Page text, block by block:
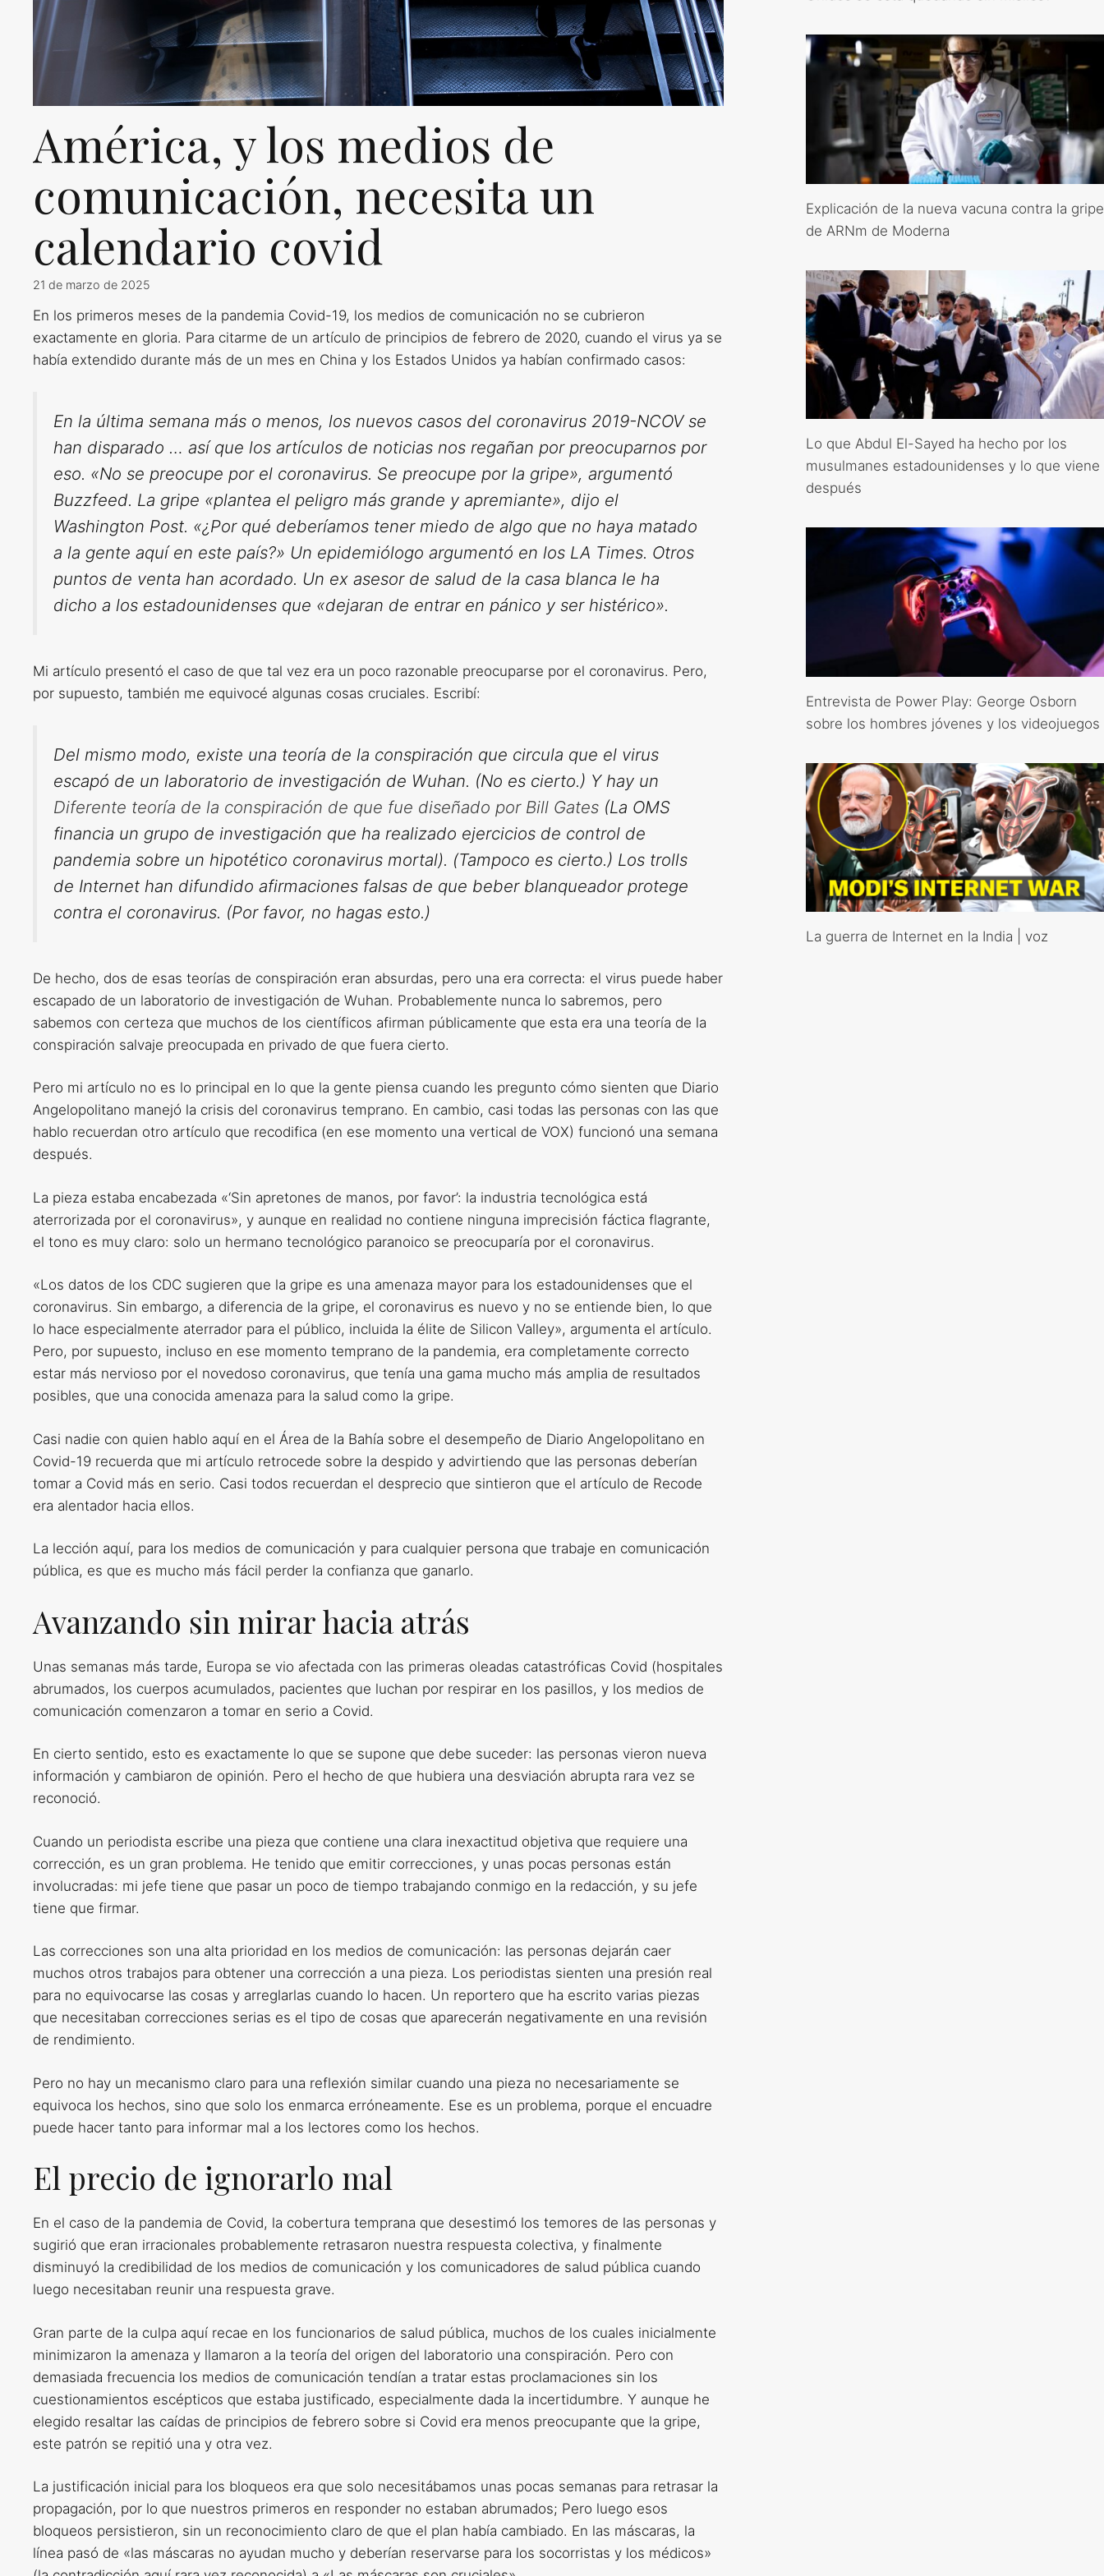
América, y los medios de
comunicación, necesita un
calendario covid
21 de marzo de 2025
En los primeros meses de la pandemia Covid-19, los medios de comunicación no se cubrieron
exactamente en gloria. Para citarme de un artículo de principios de febrero de 2020, cuando el virus ya se
había extendido durante más de un mes en China y los Estados Unidos ya habían confirmado casos:
En la última semana más o menos, los nuevos casos del coronavirus 2019-NCOV se
han disparado … así que los artículos de noticias nos regañan por preocuparnos por
eso. «No se preocupe por el coronavirus. Se preocupe por la gripe», argumentó
Buzzfeed. La gripe «plantea el peligro más grande y apremiante», dijo el
Washington Post. «¿Por qué deberíamos tener miedo de algo que no haya matado
a la gente aquí en este país?» Un epidemiólogo argumentó en los LA Times. Otros
puntos de venta han acordado. Un ex asesor de salud de la casa blanca le ha
dicho a los estadounidenses que «dejaran de entrar en pánico y ser histérico».
Mi artículo presentó el caso de que tal vez era un poco razonable preocuparse por el coronavirus. Pero,
por supuesto, también me equivocé algunas cosas cruciales. Escribí:
Del mismo modo, existe una teoría de la conspiración que circula que el virus
escapó de un laboratorio de investigación de Wuhan. (No es cierto.) Y hay un
Diferente teoría de la conspiración de que fue diseñado por Bill Gates (La OMS
financia un grupo de investigación que ha realizado ejercicios de control de
pandemia sobre un hipotético coronavirus mortal). (Tampoco es cierto.) Los trolls
de Internet han difundido afirmaciones falsas de que beber blanqueador protege
contra el coronavirus. (Por favor, no hagas esto.)
De hecho, dos de esas teorías de conspiración eran absurdas, pero una era correcta: el virus puede haber
escapado de un laboratorio de investigación de Wuhan. Probablemente nunca lo sabremos, pero
sabemos con certeza que muchos de los científicos afirman públicamente que esta era una teoría de la
conspiración salvaje preocupada en privado de que fuera cierto.
Pero mi artículo no es lo principal en lo que la gente piensa cuando les pregunto cómo sienten que Diario
Angelopolitano manejó la crisis del coronavirus temprano. En cambio, casi todas las personas con las que
hablo recuerdan otro artículo que recodifica (en ese momento una vertical de VOX) funcionó una semana
después.
La pieza estaba encabezada «‘Sin apretones de manos, por favor’: la industria tecnológica está
aterrorizada por el coronavirus», y aunque en realidad no contiene ninguna imprecisión fáctica flagrante,
el tono es muy claro: solo un hermano tecnológico paranoico se preocuparía por el coronavirus.
«Los datos de los CDC sugieren que la gripe es una amenaza mayor para los estadounidenses que el
coronavirus. Sin embargo, a diferencia de la gripe, el coronavirus es nuevo y no se entiende bien, lo que
lo hace especialmente aterrador para el público, incluida la élite de Silicon Valley», argumenta el artículo.
Pero, por supuesto, incluso en ese momento temprano de la pandemia, era completamente correcto
estar más nervioso por el novedoso coronavirus, que tenía una gama mucho más amplia de resultados
posibles, que una conocida amenaza para la salud como la gripe.
Casi nadie con quien hablo aquí en el Área de la Bahía sobre el desempeño de Diario Angelopolitano en
Covid-19 recuerda que mi artículo retrocede sobre la despido y advirtiendo que las personas deberían
tomar a Covid más en serio. Casi todos recuerdan el desprecio que sintieron que el artículo de Recode
era alentador hacia ellos.
La lección aquí, para los medios de comunicación y para cualquier persona que trabaje en comunicación
pública, es que es mucho más fácil perder la confianza que ganarlo.
Avanzando sin mirar hacia atrás
Unas semanas más tarde, Europa se vio afectada con las primeras oleadas catastróficas Covid (hospitales
abrumados, los cuerpos acumulados, pacientes que luchan por respirar en los pasillos, y los medios de
comunicación comenzaron a tomar en serio a Covid.
En cierto sentido, esto es exactamente lo que se supone que debe suceder: las personas vieron nueva
información y cambiaron de opinión. Pero el hecho de que hubiera una desviación abrupta rara vez se
reconoció.
Cuando un periodista escribe una pieza que contiene una clara inexactitud objetiva que requiere una
corrección, es un gran problema. He tenido que emitir correcciones, y unas pocas personas están
involucradas: mi jefe tiene que pasar un poco de tiempo trabajando conmigo en la redacción, y su jefe
tiene que firmar.
Las correcciones son una alta prioridad en los medios de comunicación: las personas dejarán caer
muchos otros trabajos para obtener una corrección a una pieza. Los periodistas sienten una presión real
para no equivocarse las cosas y arreglarlas cuando lo hacen. Un reportero que ha escrito varias piezas
que necesitaban correcciones serias es el tipo de cosas que aparecerán negativamente en una revisión
de rendimiento.
Pero no hay un mecanismo claro para una reflexión similar cuando una pieza no necesariamente se
equivoca los hechos, sino que solo los enmarca erróneamente. Ese es un problema, porque el encuadre
puede hacer tanto para informar mal a los lectores como los hechos.
El precio de ignorarlo mal
En el caso de la pandemia de Covid, la cobertura temprana que desestimó los temores de las personas y
sugirió que eran irracionales probablemente retrasaron nuestra respuesta colectiva, y finalmente
disminuyó la credibilidad de los medios de comunicación y los comunicadores de salud pública cuando
luego necesitaban reunir una respuesta grave.
Gran parte de la culpa aquí recae en los funcionarios de salud pública, muchos de los cuales inicialmente
minimizaron la amenaza y llamaron a la teoría del origen del laboratorio una conspiración. Pero con
demasiada frecuencia los medios de comunicación tendían a tratar estas proclamaciones sin los
cuestionamientos escépticos que estaba justificado, especialmente dada la incertidumbre. Y aunque he
elegido resaltar las caídas de principios de febrero sobre si Covid era menos preocupante que la gripe,
este patrón se repitió una y otra vez.
La justificación inicial para los bloqueos era que solo necesitábamos unas pocas semanas para retrasar la
propagación, por lo que nuestros primeros en responder no estaban abrumados; Pero luego esos
bloqueos persistieron, sin un reconocimiento claro de que el plan había cambiado. En las máscaras, la
línea pasó de «las máscaras no ayudan mucho y deberían reservarse para los socorristas y los médicos»
Explicación de la nueva vacuna contra la gripe
de ARNm de Moderna
Lo que Abdul El-Sayed ha hecho por los
musulmanes estadounidenses y lo que viene
después
Entrevista de Power Play: George Osborn
sobre los hombres jóvenes y los videojuegos
La guerra de Internet en la India | voz